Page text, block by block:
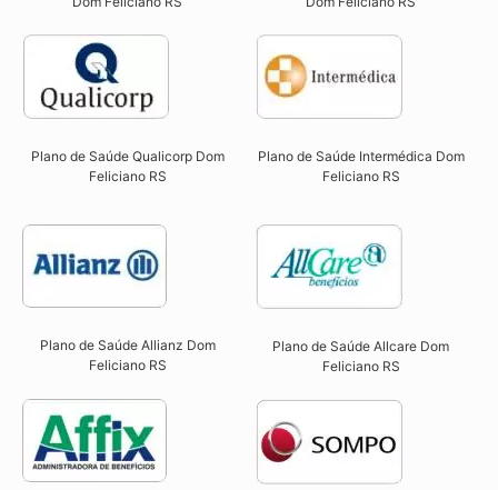
Plano de Saúde Qualicorp Dom
Feliciano RS​
Plano de Saúde Intermédica Dom
Feliciano RS
Plano de Saúde Allianz Dom
Feliciano RS​
Plano de Saúde Allcare Dom
Feliciano RS​